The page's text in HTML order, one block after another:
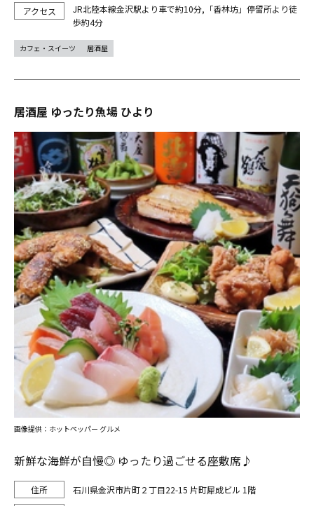
JR北陸本線金沢駅より車で約10分,「香林坊」停留所より徒
歩約4分
カフェ・スイーツ 居酒屋
居酒屋 ゆったり魚場 ひより
新鮮な海鮮が自慢◎ ゆったり過ごせる座敷席♪
石川県金沢市片町２丁目22-15 片町犀成ビル 1階
画像提供：ホットペッパー グルメ